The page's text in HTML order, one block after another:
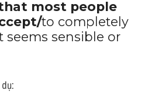
most people
to completely
seems sensible or